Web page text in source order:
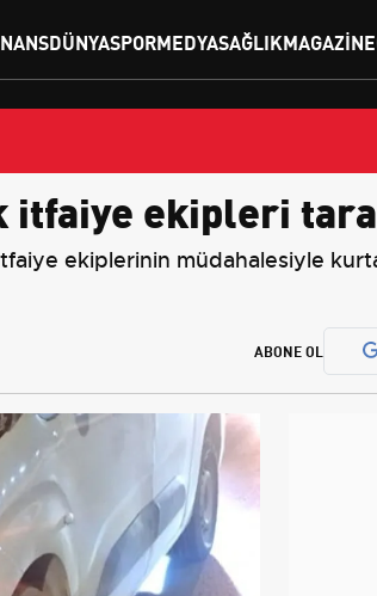
DÜNYASPORMEDYASAĞLIKMAGAZIN
itfaiye ekipleri
ekiplerinin müdahalesiyle
ABONE OL